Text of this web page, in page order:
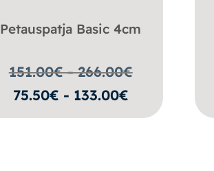
Petauspatja Basic 4cm
151.00€ - 266.00€
75.50€ - 133.00€